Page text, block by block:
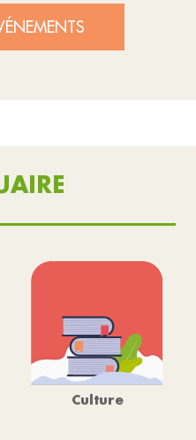
Culture